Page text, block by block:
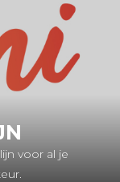
voor al je